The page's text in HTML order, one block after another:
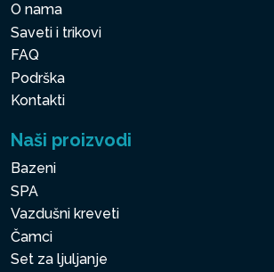
O nama
Saveti i trikovi
FAQ
Podrška
Kontakti
Naši proizvodi
Bazeni
SPA
Vazdušni kreveti
Čamci
Set za ljuljanje